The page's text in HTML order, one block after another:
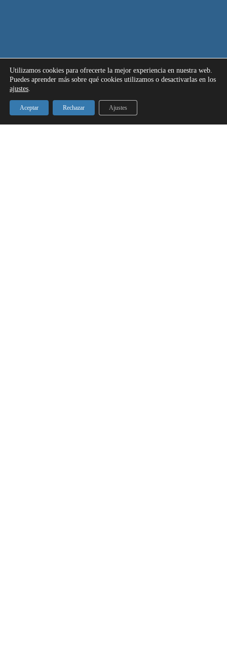
Utilizamos cookies para ofrecerte la mejor experiencia en nuestra web.
Puedes aprender más sobre qué cookies utilizamos o desactivarlas en los
ajustes.
Aceptar Rechazar Ajustes